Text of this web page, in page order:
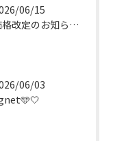
06/15
【価格改定のお知らせ】※必ずお読みください。
06/03